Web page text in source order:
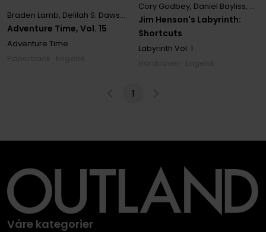
Adventure Time, Vol. 15
Braden Lamb, Delilah S. Dawson Ian McGinty Pendleton Ward
Adventure Time
Jim Henson's Labyrinth:
Shortcuts
Cory Godbey, Daniel Bayliss,
Labyrinth Vol. 1
1
Våre kategorier